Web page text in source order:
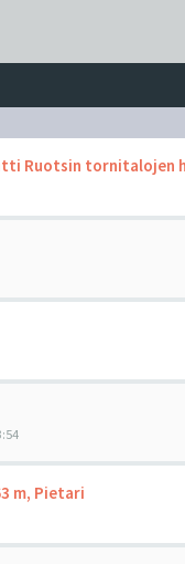
Ruotsin tornitalojen
m, Pietari